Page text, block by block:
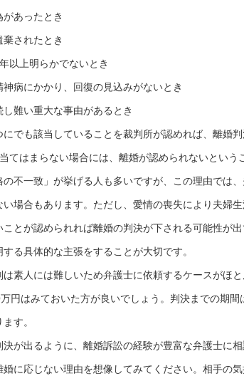
があったとき
棄されたとき
以上明らかでないとき
神病にかかり、回復の見込みがないとき
し難い重大な事由があるとき
でも該当していることを裁判所が認めれば、離婚
てはまらない場合には、離婚が認められないという
不一致」が挙げる人も多いですが、この理由では
場合もあります。ただし、愛情の喪失により夫婦
ことが認められれば離婚の判決が下される可能性が
る具体的な主張をすることが大切です。
素人には難しいため弁護士に依頼するケースがほ
円はみておいた方が良いでしょう。判決までの期
す。
決が出るように、離婚訴訟の経験が豊富な弁護士に
婚に応じない理由を想像してみてください。相手の